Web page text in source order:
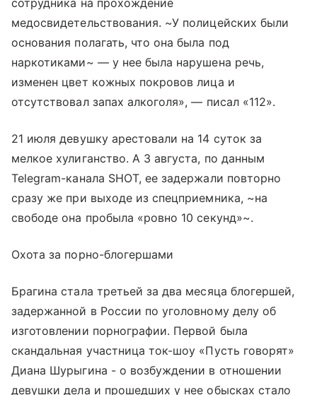
сотрудника на прохождение
медосвидетельствования. ~У полицейских были
основания полагать, что она была под
наркотиками~ — у нее была нарушена речь,
изменен цвет кожных покровов лица и
отсутствовал запах алкоголя», — писал «112».
21 июля девушку арестовали на 14 суток за
мелкое хулиганство. А 3 августа, по данным
Telegram-канала SHOT, ее задержали повторно
сразу же при выходе из спецприемника, ~на
свободе она пробыла «ровно 10 секунд»~.
Охота за порно-блогершами
Брагина стала третьей за два месяца блогершей,
задержанной в России по уголовному делу об
изготовлении порнографии. Первой была
скандальная участница ток-шоу «Пусть говорят»
Диана Шурыгина - о возбуждении в отношении
девушки дела и прошедших у нее обысках стало